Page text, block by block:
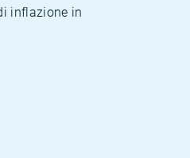
inflazione in